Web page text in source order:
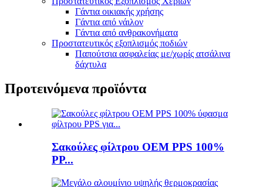
Γάντια οικιακής χρήσης
Γάντια από νάιλον
Γάντια από ανθρακονήματα
Προστατευτικός εξοπλισμός ποδιών
Παπούτσια ασφαλείας με/χωρίς ατσάλινα
δάχτυλα
Προτεινόμενα προϊόντα
Σακούλες φίλτρου OEM PPS 100%
PP...